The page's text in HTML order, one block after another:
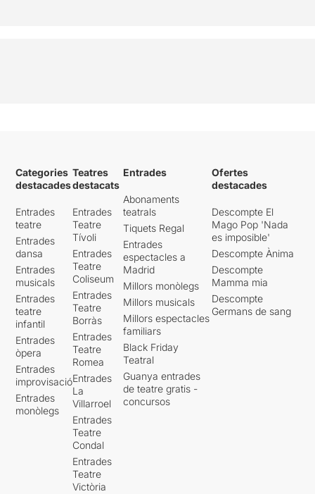
Categories
destacades
Entrades
teatre
Entrades
dansa
Entrades
musicals
Entrades
teatre
infantil
Entrades
òpera
Entrades
improvisació
Entrades
monòlegs
Teatres
destacats
Entrades
Teatre
Tívoli
Entrades
Teatre
Coliseum
Entrades
Teatre
Borràs
Entrades
Teatre
Romea
Entrades
La
Villarroel
Entrades
Teatre
Condal
Entrades
Teatre
Victòria
Entrades
Abonaments
teatrals
Tiquets Regal
Entrades
espectacles a
Madrid
Millors monòlegs
Millors musicals
Millors espectacles
familiars
Black Friday
Teatral
Guanya entrades
de teatre gratis -
concursos
Ofertes
destacades
Descompte El
Mago Pop 'Nada
es imposible'
Descompte Ànima
Descompte
Mamma mia
Descompte
Germans de sang